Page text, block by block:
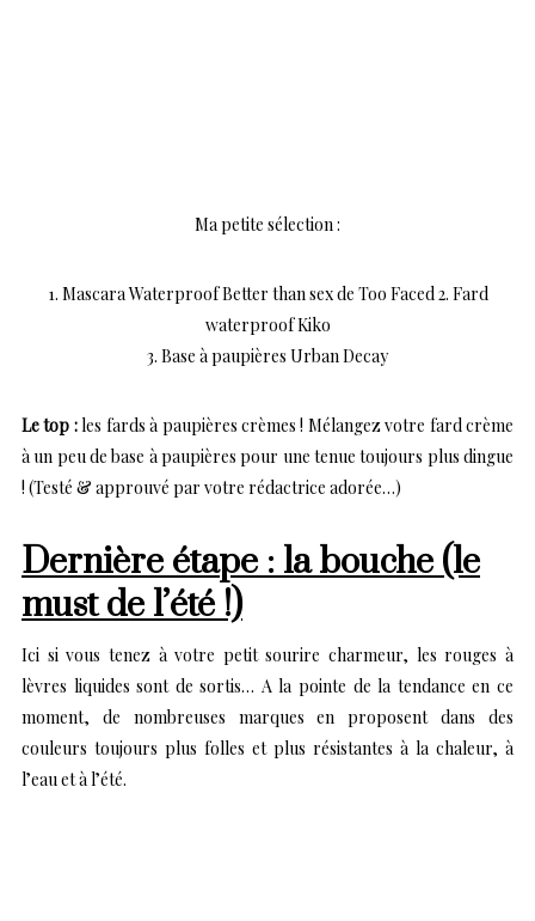
Ma petite sélection :
1. Mascara Waterproof Better than sex de Too Faced 2. Fard
waterproof Kiko
3. Base à paupières Urban Decay
Le top :les fards à paupières crèmes ! Mélangez votre fard crème
à un peu de base à paupières pour une tenue toujours plus dingue
! (Testé & approuvé par votre rédactrice adorée…)
Dernière étape : la bouche (le
must de l’été !)
Ici si vous tenez à votre petit sourire charmeur, les rouges à
lèvres liquides sont de sortis… A la pointe de la tendance en ce
moment, de nombreuses marques en proposent dans des
couleurs toujours plus folles et plus résistantes à la chaleur, à
l’eau et à l’été.